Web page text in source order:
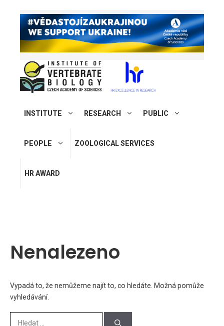
INSTITUTE RESEARCH PUBLIC
PEOPLE ZOOLOGICAL SERVICES
HR AWARD
Nenalezeno
Vypadá to, že nemůžeme najít to, co hledáte. Možná pomůže
vyhledávání.